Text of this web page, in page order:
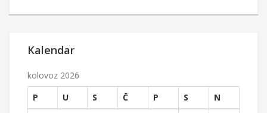
Kalendar
kolovoz 2026
P
U S Č P S
N